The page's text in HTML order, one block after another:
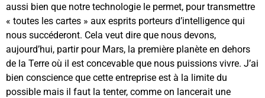
aussi bien que notre technologie le permet, pour transmettre
« toutes les cartes » aux esprits porteurs d’intelligence qui
nous succéderont. Cela veut dire que nous devons,
aujourd’hui, partir pour Mars, la première planète en dehors
de la Terre où il est concevable que nous puissions vivre. J’ai
bien conscience que cette entreprise est à la limite du
possible mais il faut la tenter, comme on lancerait une